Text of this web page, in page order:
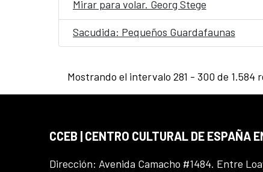
Mirar para volar. Georg Stege
Sacudida: Pequeños Guardafaunas
Mostrando el intervalo 281 - 300 de 1.584
CCEB | CENTRO CULTURAL DE ESPAÑA
Dirección: Avenida Camacho #1484. Entre